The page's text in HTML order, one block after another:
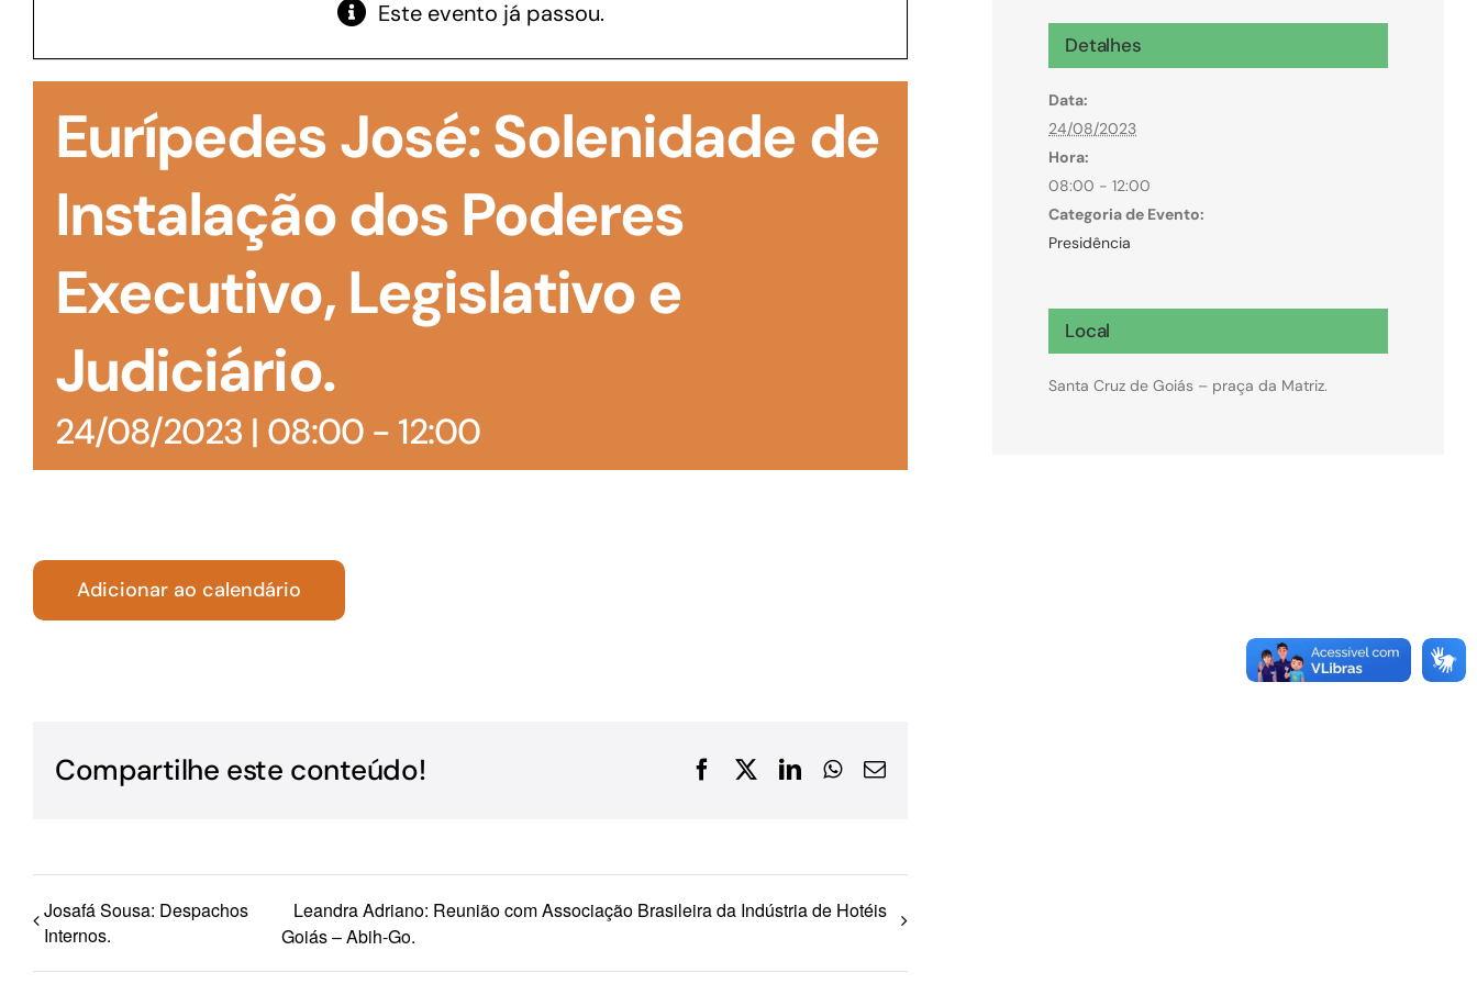
manutenção de estoques e despesas operacionais
realizar obras, dentre outros serviços
Microcrédito
Para MEI, microempresas e pessoas físicas
(feirantes e transportes)
Turismo Repasse
Este evento já passou.
Eurípedes José: Solenidade de
Instalação dos Poderes
Executivo, Legislativo e
Judiciário.
24/08/2023 | 08:00- 12:00
Adicionar ao calendário
Compartilhe este conteúdo! FacebookLinkedInWhatsApp
E-
Josafá Sousa: Despachos
Internos.
Leandra Adriano: Reunião com Associação Brasileira da Indústria de Hotéis
Goiás – Abih-Go.
Detalhes
Data:
24/08/2023
Hora:
08:00 - 12:00
Categoria de Evento:
Presidência
Local
Santa Cruz de Goiás – praça da Matriz.